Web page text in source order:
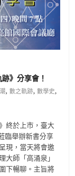
》分享會！
,數之軌跡,數學史,
終於上市，臺大
臨舉辦新書分享
現，當天將會邀
大師「高涌泉」
下暢聊。主旨將